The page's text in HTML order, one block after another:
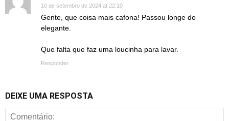
10 de setembro de 2024 at 22:10
Gente, que coisa mais cafona! Passou longe do
elegante.
Que falta que faz uma loucinha para lavar.
Responder
DEIXE UMA RESPOSTA